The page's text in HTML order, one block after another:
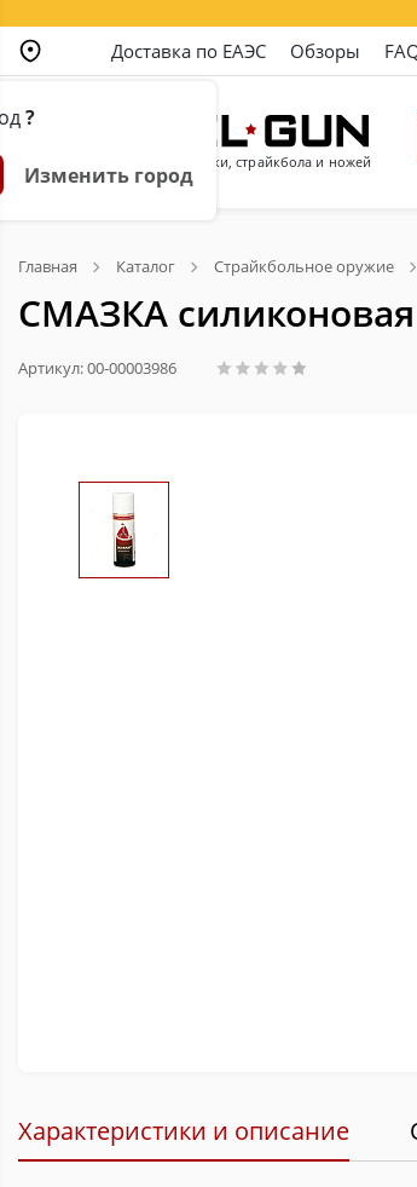
?
Изменить город
Доставка по ЕАЭС Обзоры
Магазин пневматики, страйкбола и ножей
Главная Каталог Страйкбольное оружие
СМАЗКА силиконовая
Артикул: 00-00003986
Характеристики и описание